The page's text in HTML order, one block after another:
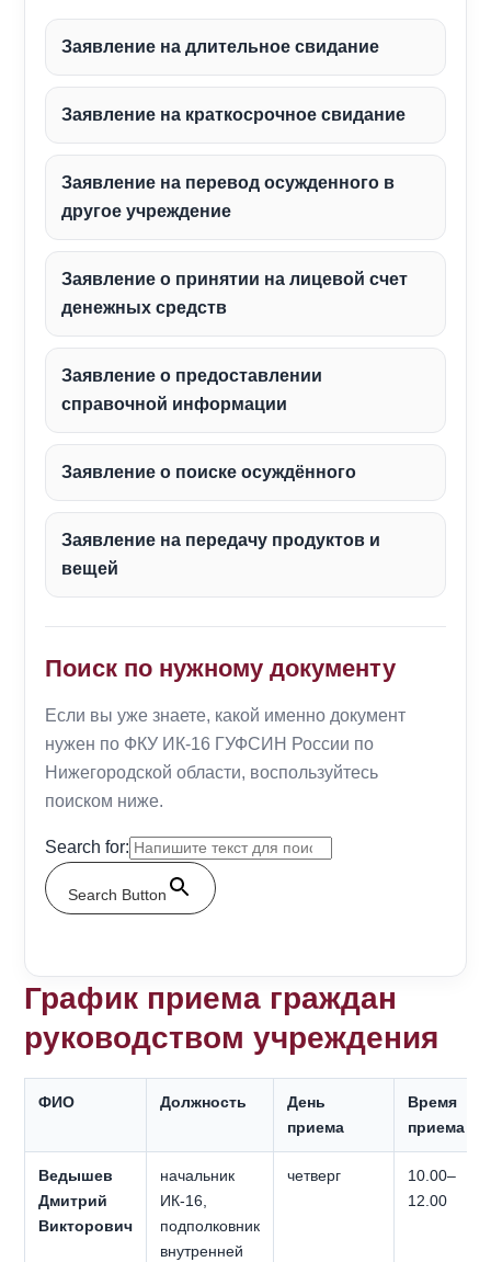
Заявление на длительное свидание
Заявление на краткосрочное свидание
Заявление на перевод осужденного в
другое учреждение
Заявление о принятии на лицевой счет
денежных средств
Заявление о предоставлении
справочной информации
Заявление о поиске осуждённого
Заявление на передачу продуктов и
вещей
Поиск по нужному документу
Если вы уже знаете, какой именно документ
нужен по ФКУ ИК-16 ГУФСИН России по
Нижегородской области, воспользуйтесь
поиском ниже.
Search for:
Search Button
График приема граждан
руководством учреждения
ФИО Должность
День
приема
Время
приема
Ведышев
Дмитрий
Викторович
начальник
ИК-16,
подполковник
внутренней
четверг
10.00–
12.00